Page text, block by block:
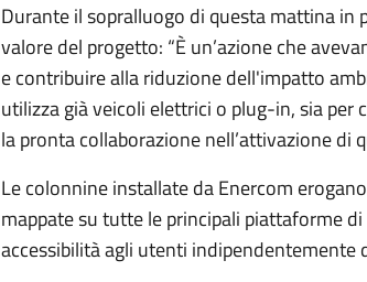
Durante il sopralluogo di questa mattina in
valore del progetto: “È un’azione che
e contribuire alla riduzione dell'impatto
utilizza già veicoli elettrici o plug-in, sia per
la pronta collaborazione nell’attivazione di
Le colonnine installate da Enercom
mappate su tutte le principali piattaforme
accessibilità agli utenti indipendentemente